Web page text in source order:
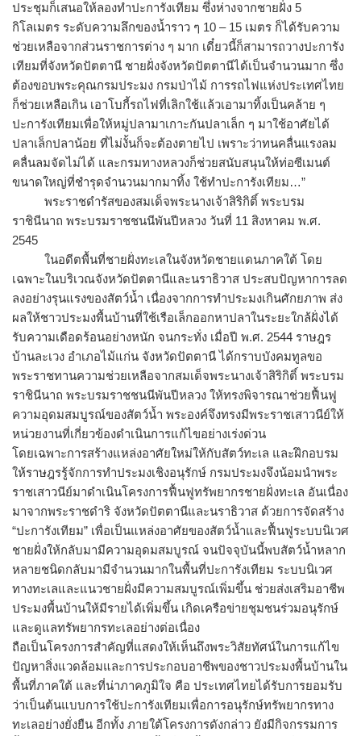
ประชุมก็เสนอให้ลองทำปะการังเทียม ซึ่งห่างจากชายฝั่ง 5
กิโลเมตร ระดับความลึกของน้ำราว ๆ 10 – 15 เมตร ก็ได้รับความ
ช่วยเหลือจากส่วนราชการต่าง ๆ มาก เดี๋ยวนี้ก็สามารถวางปะการัง
เทียมที่จังหวัดปัตตานี ชายฝั่งจังหวัดปัตตานีได้เป็นจำนวนมาก ซึ่ง
ต้องขอบพระคุณกรมประมง กรมป่าไม้ การรถไฟแห่งประเทศไทย
ก็ช่วยเหลือเกิน เอาโบกี้รถไฟที่เลิกใช้แล้วเอามาทิ้งเป็นคล้าย ๆ
ปะการังเทียมเพื่อให้หมู่ปลามาเกาะกันปลาเล็ก ๆ มาใช้อาศัยได้
ปลาเล็กปลาน้อย ที่ไม่งั้นก็จะต้องตายไป เพราะว่าทนคลื่นแรงลม
คลื่นลมจัดไม่ได้ และกรมทางหลวงก็ช่วยสนับสนุนให้ท่อซีเมนต์
ขนาดใหญ่ที่ชำรุดจำนวนมากมาทิ้ง ใช้ทำปะการังเทียม…”
พระราชดำรัสของสมเด็จพระนางเจ้าสิริกิติ์ พระบรม
ราชินีนาถ พระบรมราชชนนีพันปีหลวง วันที่ 11 สิงหาคม พ.ศ.
2545
ในอดีตพื้นที่ชายฝั่งทะเลในจังหวัดชายแดนภาคใต้ โดย
เฉพาะในบริเวณจังหวัดปัตตานีและนราธิวาส ประสบปัญหาการลด
ลงอย่างรุนแรงของสัตว์น้ำ เนื่องจากการทำประมงเกินศักยภาพ ส่ง
ผลให้ชาวประมงพื้นบ้านที่ใช้เรือเล็กออกหาปลาในระยะใกล้ฝั่งได้
รับความเดือดร้อนอย่างหนัก จนกระทั่ง เมื่อปี พ.ศ. 2544 ราษฎร
บ้านละเวง อำเภอไม้แก่น จังหวัดปัตตานี ได้กราบบังคมทูลขอ
พระราชทานความช่วยเหลือจากสมเด็จพระนางเจ้าสิริกิติ์ พระบรม
ราชินีนาถ พระบรมราชชนนีพันปีหลวง ให้ทรงพิจารณาช่วยฟื้นฟู
ความอุดมสมบูรณ์ของสัตว์น้ำ พระองค์จึงทรงมีพระราชเสาวนีย์ให้
หน่วยงานที่เกี่ยวข้องดำเนินการแก้ไขอย่างเร่งด่วน
โดยเฉพาะการสร้างแหล่งอาศัยใหม่ให้กับสัตว์ทะเล และฝึกอบรม
ให้ราษฎรรู้จักการทำประมงเชิงอนุรักษ์ กรมประมงจึงน้อมนำพระ
ราชเสาวนีย์มาดำเนินโครงการฟื้นฟูทรัพยากรชายฝั่งทะเล อันเนื่อง
มาจากพระราชดำริ จังหวัดปัตตานีและนราธิวาส ด้วยการจัดสร้าง
“ปะการังเทียม” เพื่อเป็นแหล่งอาศัยของสัตว์น้ำและฟื้นฟูระบบนิเวศ
ชายฝั่งให้กลับมามีความอุดมสมบูรณ์ จนปัจจุบันนี้พบสัตว์น้ำหลาก
หลายชนิดกลับมามีจำนวนมากในพื้นที่ปะการังเทียม ระบบนิเวศ
ทางทะเลและแนวชายฝั่งมีความสมบูรณ์เพิ่มขึ้น ช่วยส่งเสริมอาชีพ
ประมงพื้นบ้านให้มีรายได้เพิ่มขึ้น เกิดเครือข่ายชุมชนร่วมอนุรักษ์
และดูแลทรัพยากรทะเลอย่างต่อเนื่อง
ถือเป็นโครงการสำคัญที่แสดงให้เห็นถึงพระวิสัยทัศน์ในการแก้ไข
ปัญหาสิ่งแวดล้อมและการประกอบอาชีพของชาวประมงพื้นบ้านใน
พื้นที่ภาคใต้ และที่น่าภาคภูมิใจ คือ ประเทศไทยได้รับการยอมรับ
ว่าเป็นต้นแบบการใช้ปะการังเทียมเพื่อการอนุรักษ์ทรัพยากรทาง
ทะเลอย่างยั่งยืน อีกทั้ง ภายใต้โครงการดังกล่าว ยังมีกิจกรรมการ